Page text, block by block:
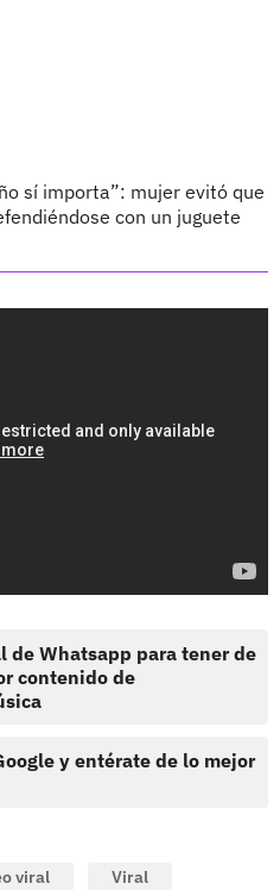
sí importa”: mujer evitó que
con un juguete
de Whatsapp para tener de
contenido de
y entérate de lo mejor
viral Viral